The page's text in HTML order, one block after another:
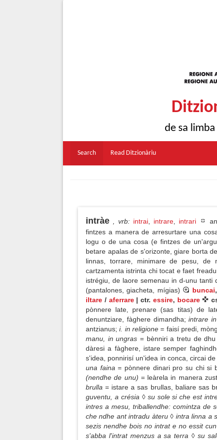
de sa
Search Read Ditzionàriu
intràe , vrb: intrai intrare intrari
fintzes a manera de arresurtare una
logu o de una cosa (e fintzes de
betare apalas de s'orizonte, giare borta
linnas, torrare, minimare de pesu, de
cartzamenta istrinta chi tocat e faet
istrégiu, de laore semenau in d-unu
(pantalones, giacheta, mígias)
buncai
iltare / aferrare | ctr. essire, bocare
pònnere late, prenare (sas titas) de
denuntziare, fàghere dimandha; intrare
antzianus; i. in religione= faisí predi,
manu, in ungras = bènniri a tretu de
dàresi a fàghere, istare semper
s'idea, ponnirisí un'idea in conca, circai
una faina= pònnere dinari pro su chi si
(nendhe de unu) = leàrela in manera
brulla= istare a sas brullas, baliare sas
guventu, a crésia ◊ su sole si che est
intres a mesu, triballendhe: comintza de
che ndhe ant intradu àteru ◊ intra linna a
sezis nendhe bois no intrat e no essit
s'abba l'intrat menzus a sa terra ◊ su